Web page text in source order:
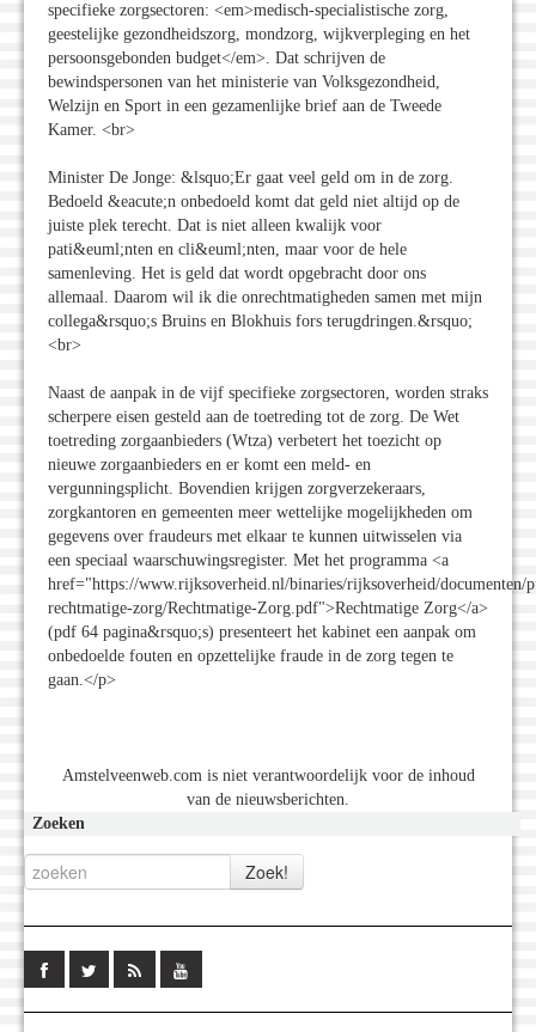
specifieke zorgsectoren: <em>medisch-specialistische zorg,
geestelijke gezondheidszorg, mondzorg, wijkverpleging en het
persoonsgebonden budget</em>. Dat schrijven de
bewindspersonen van het ministerie van Volksgezondheid,
Welzijn en Sport in een gezamenlijke brief aan de Tweede
Kamer. <br>
Minister De Jonge: &lsquo;Er gaat veel geld om in de zorg.
Bedoeld &eacute;n onbedoeld komt dat geld niet altijd op de
juiste plek terecht. Dat is niet alleen kwalijk voor
pati&euml;nten en cli&euml;nten, maar voor de hele
samenleving. Het is geld dat wordt opgebracht door ons
allemaal. Daarom wil ik die onrechtmatigheden samen met mijn
collega&rsquo;s Bruins en Blokhuis fors terugdringen.&rsquo;
<br>
Naast de aanpak in de vijf specifieke zorgsectoren, worden straks
scherpere eisen gesteld aan de toetreding tot de zorg. De Wet
toetreding zorgaanbieders (Wtza) verbetert het toezicht op
nieuwe zorgaanbieders en er komt een meld- en
vergunningsplicht. Bovendien krijgen zorgverzekeraars,
zorgkantoren en gemeenten meer wettelijke mogelijkheden om
gegevens over fraudeurs met elkaar te kunnen uitwisselen via
een speciaal waarschuwingsregister. Met het programma <a
href="https://www.rijksoverheid.nl/binaries/rijksoverheid/documenten/
rechtmatige-zorg/Rechtmatige-Zorg.pdf">Rechtmatige Zorg</a>
(pdf 64 pagina&rsquo;s) presenteert het kabinet een aanpak om
onbedoelde fouten en opzettelijke fraude in de zorg tegen te
gaan.</p>
Amstelveenweb.com is niet verantwoordelijk voor de inhoud
van de nieuwsberichten.
Zoeken